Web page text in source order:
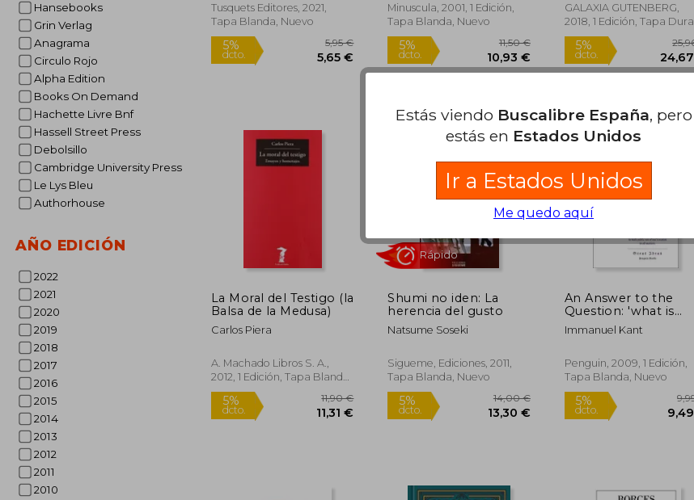
Hansebooks
Grin Verlag
Anagrama
Circulo Rojo
Alpha Edition
Books On Demand
Hachette Livre Bnf
Hassell Street Press
Debolsillo
Cambridge University Press
Le Lys Bleu
Authorhouse
AÑO EDICIÓN
2022
2021
2020
2019
2018
2017
2016
2015
2014
2013
2012
2011
2010
Tusquets Editores, 2021,
Tapa Blanda, Nuevo
5,65 €
Minuscula, 2001, 1 Edición,
Tapa Blanda, Nuevo
dcto. 10,93 €
Rápido
GALAXIA GUTENBERG,
2018, 1 Edición, Tapa Dura,
Nuevo
dcto.
La Moral del Testigo (la
Balsa de la Medusa)
Carlos Piera
A. Machado Libros S. A.,
2012, 1 Edición, Tapa Blanda,
Nuevo
Shumi no iden: La
herencia del gusto
Natsume Soseki
Sigueme, Ediciones, 2011,
Tapa Blanda, Nuevo
An Answer to the
Question: 'what is
Enlightenment? '
(Penguin Great Ideas)
Immanuel Kant
Penguin, 2009, 1 Edición,
Tapa Blanda, Nuevo
Estás viendo Buscalibre España, pero
estás en Estados Unidos
Ir a Estados Unidos
Me quedo aquí